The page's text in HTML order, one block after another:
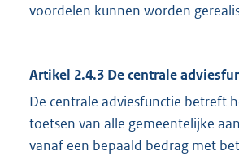
voordelen kunnen worden
Artikel 2.4.3 De centrale
De centrale adviesfunctie betreft
toetsen van alle gemeentelijke
vanaf een bepaald bedrag met